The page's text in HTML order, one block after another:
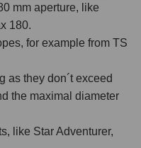
mm aperture, like
180.
for example from TS
as they don´t exceed
the maximal diameter
like Star Adventurer,